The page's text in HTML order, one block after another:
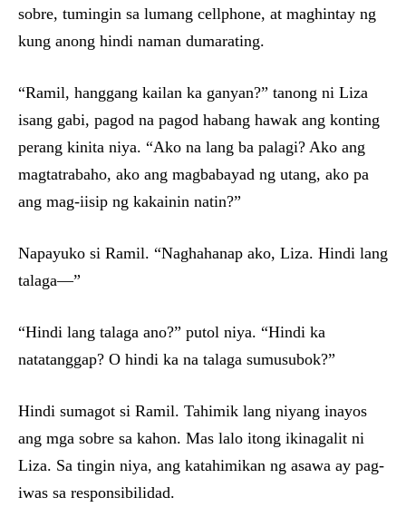
sobre, tumingin sa lumang cellphone, at maghintay ng
kung anong hindi naman dumarating.
“Ramil, hanggang kailan ka ganyan?” tanong ni Liza
isang gabi, pagod na pagod habang hawak ang konting
perang kinita niya. “Ako na lang ba palagi? Ako ang
magtatrabaho, ako ang magbabayad ng utang, ako pa
ang mag-iisip ng kakainin natin?”
Napayuko si Ramil. “Naghahanap ako, Liza. Hindi lang
talaga—”
“Hindi lang talaga ano?” putol niya. “Hindi ka
natatanggap? O hindi ka na talaga sumusubok?”
Hindi sumagot si Ramil. Tahimik lang niyang inayos
ang mga sobre sa kahon. Mas lalo itong ikinagalit ni
Liza. Sa tingin niya, ang katahimikan ng asawa ay pag-
iwas sa responsibilidad.